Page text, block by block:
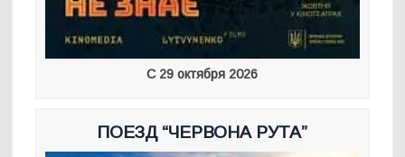
С 29 октября 2026
ПОЕЗД “ЧЕРВОНА РУТА”